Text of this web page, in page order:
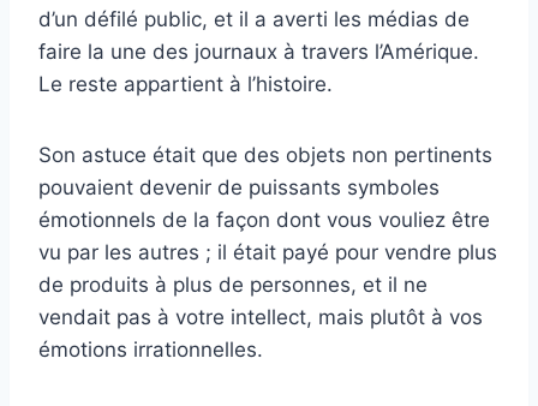
d’un défilé public, et il a averti les médias de
faire la une des journaux à travers l’Amérique.
Le reste appartient à l’histoire.
Son astuce était que des objets non pertinents
pouvaient devenir de puissants symboles
émotionnels de la façon dont vous vouliez être
vu par les autres ; il était payé pour vendre plus
de produits à plus de personnes, et il ne
vendait pas à votre intellect, mais plutôt à vos
émotions irrationnelles.